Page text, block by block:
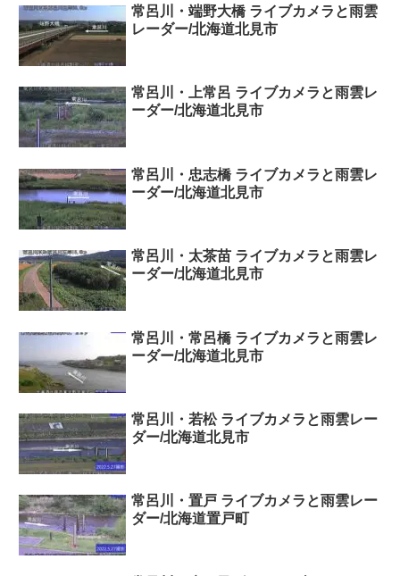
常呂川・端野大橋 ライブカメラと雨雲
レーダー/北海道北見市
常呂川・上常呂 ライブカメラと雨雲レ
ーダー/北海道北見市
常呂川・忠志橋 ライブカメラと雨雲レ
ーダー/北海道北見市
常呂川・太茶苗 ライブカメラと雨雲レ
ーダー/北海道北見市
常呂川・常呂橋 ライブカメラと雨雲レ
ーダー/北海道北見市
常呂川・若松 ライブカメラと雨雲レー
ダー/北海道北見市
常呂川・置戸 ライブカメラと雨雲レー
ダー/北海道置戸町